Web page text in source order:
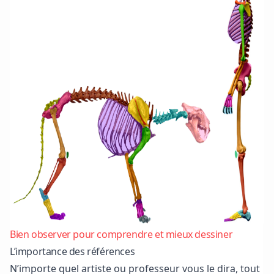
Bien observer pour comprendre et mieux dessiner
L’importance des références
N’importe quel artiste ou professeur vous le dira, tout